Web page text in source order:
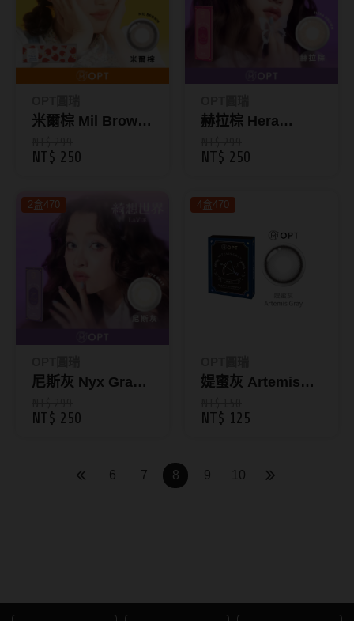
CalmeD'or曦迪
IDIFF
LENSME
藥水保養液
隱眼濕潤液
硬式專用藥水
米爾棕 Mil Brown
拋10片裝
NT$ 250
赫拉棕 Hera
彩色日拋10片裝
NT$ 250
2盒470
尼斯灰 Nyx Gray
拋10片裝
NT$ 250
4盒470
媞蜜灰 Artemis
色月拋1片裝
NT$ 125
6 7 8 9 10